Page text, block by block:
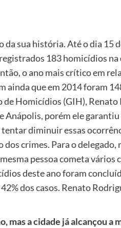
sua história. Até o dia 15
183 homicídios
o ano mais crítico em
ainda que em 2014 foram
Homicídios (GIH), Renato
Anápolis, porém ele
diminuir essas
crimes. Para o delegado,
pessoa cometa
deste ano foram
dos casos. Renato
mas a cidade já alcançou a